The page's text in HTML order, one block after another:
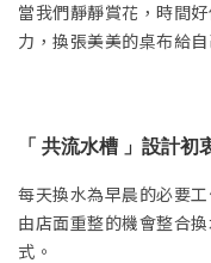
當我們靜靜賞花，時間
力，換張美美的桌布給自
「 共流水槽 」設計初
每天換水為早晨的必要
由店面重整的機會整合
式。